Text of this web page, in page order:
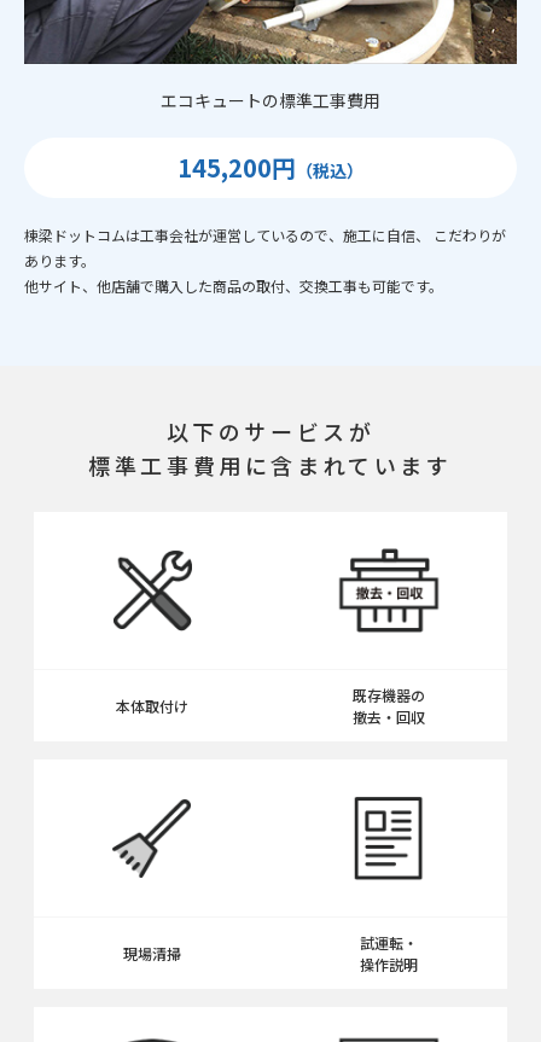
エコキュートの標準工事費用
145,200円 （税込）
棟梁ドットコムは工事会社が運営しているので、施工に自信、 こだわりが
あります。
他サイト、他店舗で購入した商品の取付、交換工事も可能です。
以下のサービスが
標準工事費用に含まれています
本体取付け
既存機器の
撤去・回収
現場清掃
試運転・
操作説明